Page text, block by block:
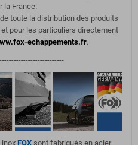
la France.
toute la distribution des produits
pour les particuliers directement
echappements.fr.
inox FOX sont fabriqués en acier